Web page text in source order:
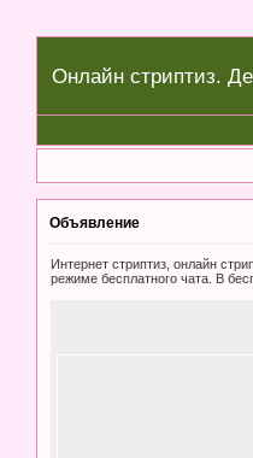
Онлайн стриптиз.
Объявление
Интернет стриптиз, онлайн
режиме бесплатного чата. В